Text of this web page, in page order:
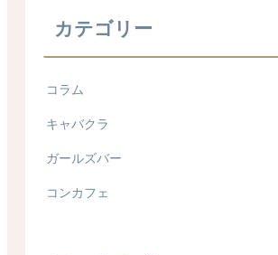
カテゴリー
コラム
キャバクラ
ガールズバー
コンカフェ